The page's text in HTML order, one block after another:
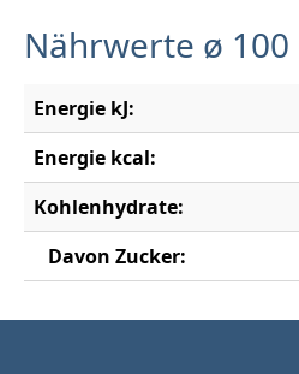
Nährwerte ø 100
Energie kJ:
Energie kcal:
Kohlenhydrate:
Davon Zucker: